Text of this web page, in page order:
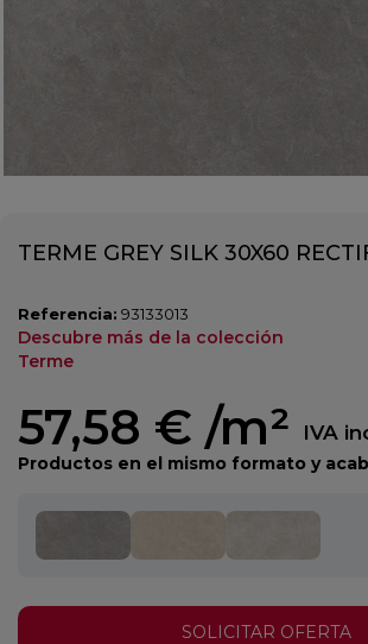
TERME GREY SILK 30X60
Referencia: 93133013
Descubre más de la colección
Terme
57,58 € /m² IVA
Productos en el mismo formato y
SOLICITAR OFERTA